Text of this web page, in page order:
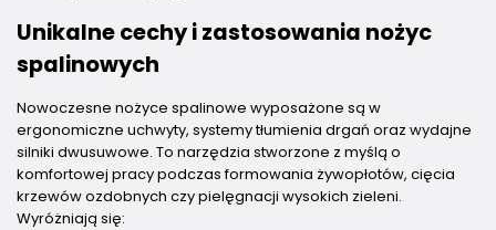
Unikalne cechy i zastosowania nożyc
spalinowych
Nowoczesne nożyce spalinowe wyposażone są w
ergonomiczne uchwyty, systemy tłumienia drgań oraz wydajne
silniki dwusuwowe. To narzędzia stworzone z myślą o
komfortowej pracy podczas formowania żywopłotów, cięcia
krzewów ozdobnych czy pielęgnacji wysokich zieleni.
Wyróżniają się: